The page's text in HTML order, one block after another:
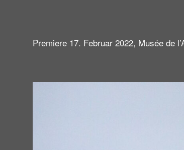
Premiere 17. Februar 2022, Musée de